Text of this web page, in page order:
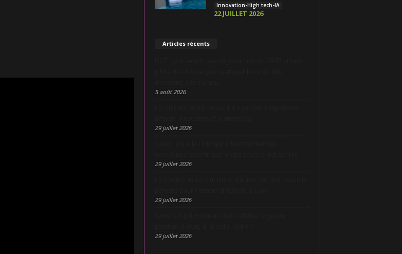
Innovation-High tech-IA
22 JUILLET 2026
Articles récents
5 août 2026
29 juillet 2026
29 juillet 2026
29 juillet 2026
29 juillet 2026